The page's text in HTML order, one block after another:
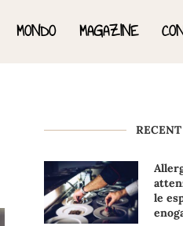
MONDO MAGAZINE
le